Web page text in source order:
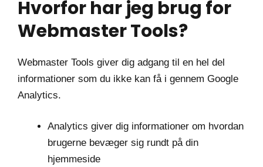
Hvorfor har jeg brug for
Webmaster Tools?
Webmaster Tools giver dig adgang til en hel del
informationer som du ikke kan få i gennem Google
Analytics.
Analytics giver dig informationer om hvordan
brugerne bevæger sig rundt på din
hjemmeside